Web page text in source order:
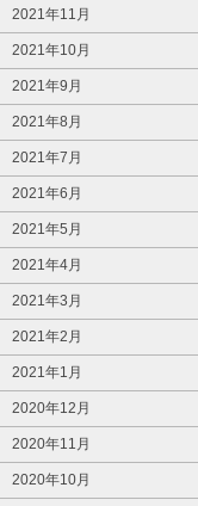
2021年11月
2021年10月
2021年9月
2021年8月
2021年7月
2021年6月
2021年5月
2021年4月
2021年3月
2021年2月
2021年1月
2020年12月
2020年11月
2020年10月